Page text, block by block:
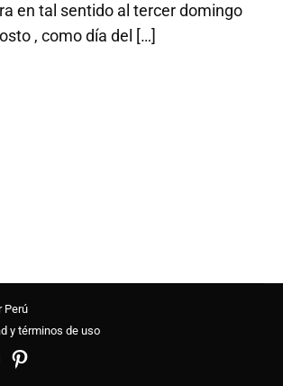
en tal sentido al tercer domingo
, como día del […]
Perú
y términos de uso
Pinterest